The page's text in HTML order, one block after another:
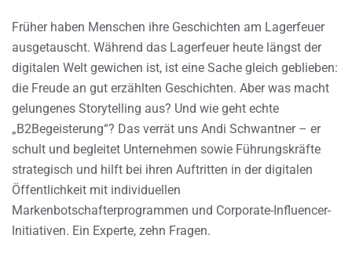
Früher haben Menschen ihre Geschichten am Lagerfeuer
ausgetauscht. Während das Lagerfeuer heute längst der
digitalen Welt gewichen ist, ist eine Sache gleich geblieben:
die Freude an gut erzählten Geschichten. Aber was macht
gelungenes Storytelling aus? Und wie geht echte
„B2Begeisterung“? Das verrät uns Andi Schwantner – er
schult und begleitet Unternehmen sowie Führungskräfte
strategisch und hilft bei ihren Auftritten in der digitalen
Öffentlichkeit mit individuellen
Markenbotschafterprogrammen und Corporate-Influencer-
Initiativen. Ein Experte, zehn Fragen.